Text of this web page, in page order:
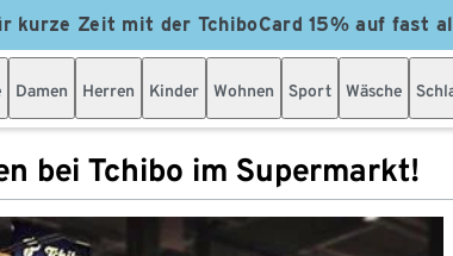
kurze Zeit mit der TchiboCard 15% auf fast
Damen Herren Kinder Wohnen Sport Wäsche
bei Tchibo im Supermarkt!